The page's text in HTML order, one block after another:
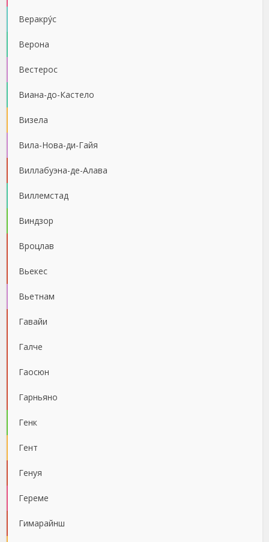
Веракру́с
Верона
Вестерос
Виана-до-Кастело
Визела
Вила-Нова-ди-Гайя
Виллабуэна-де-Алава
Виллемстад
Виндзор
Вроцлав
Вьекес
Вьетнам
Гавайи
Галче
Гаосюн
Гарньяно
Генк
Гент
Генуя
Гереме
Гимарайнш